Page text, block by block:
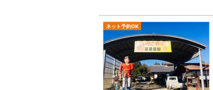
ネット予約OK